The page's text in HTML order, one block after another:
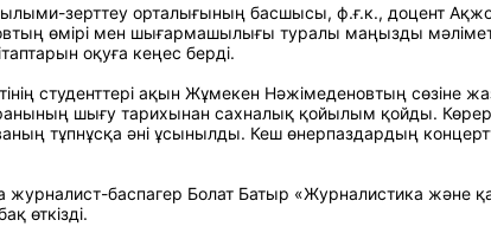
ғылыми-зерттеу орталығының басшысы, ф.ғ.к., доцент
өмірі мен шығармашылығы туралы маңызды
оқуға кеңес берді.
студенттері ақын Жұмекен Нәжімеденовтың сөзіне
шығу тарихынан сахналық қойылым қойды.
тұпнұсқа әні ұсынылды. Кеш өнерпаздардың
журналист-баспагер Болат Батыр «Журналистика және
өткізді.